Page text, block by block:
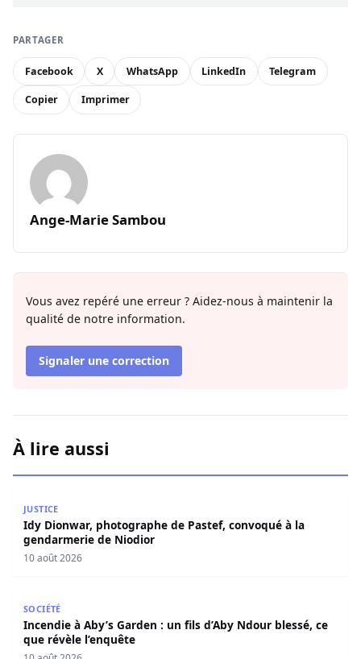
PARTAGER
Facebook X WhatsApp LinkedIn Telegram
Copier Imprimer
Ange-Marie Sambou
Vous avez repéré une erreur ? Aidez-nous à maintenir la
qualité de notre information.
Signaler une correction
À lire aussi
JUSTICE
Idy Dionwar, photographe de Pastef, convoqué à la
gendarmerie de Niodior
10 août 2026
SOCIÉTÉ
Incendie à Aby’s Garden : un fils d’Aby Ndour blessé, ce
que révèle l’enquête